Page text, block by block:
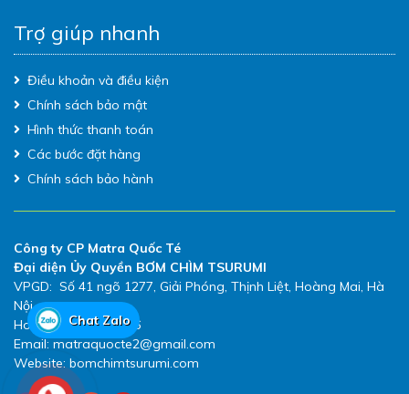
Trợ giúp nhanh
Điều khoản và điều kiện
Chính sách bảo mật
Hình thức thanh toán
Các bước đặt hàng
Chính sách bảo hành
Công ty CP Matra Quốc Té
Đại diện Ủy Quyền BƠM CHÌM TSURUMI
VPGD: Số 41 ngõ 1277, Giải Phóng, Thịnh Liệt, Hoàng Mai, Hà
Nội
Hotline: 0983.480.896
Email: matraquocte2@gmail.com
Website: bomchimtsurumi.com
Chat Zalo